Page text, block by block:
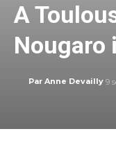
A
Nougaro
Par Anne Devailly 9